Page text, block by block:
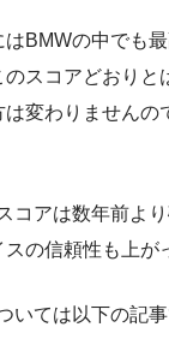
はBMWの中でも
スコアどおりと
変わりませんの
コアは数年前よ
の信頼性も上が
いては以下の記